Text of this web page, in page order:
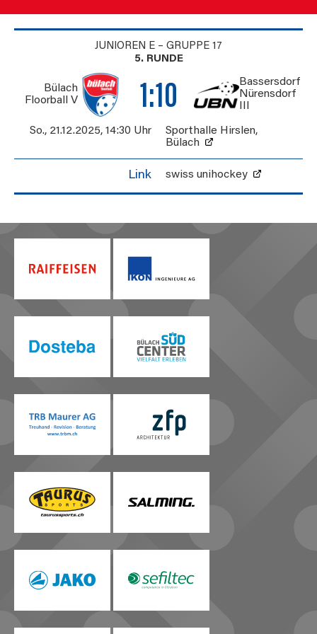
JUNIOREN E – GRUPPE 17
5. RUNDE
Bülach
Floorball V
1:10
Bassersdorf
Nürensdorf
So., 21.12.2025, 14:30 Uhr Sporthalle Hirslen,
Bülach
Link swiss unihockey